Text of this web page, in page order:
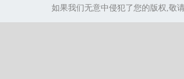
如果我们无意中侵犯了您的版权,敬